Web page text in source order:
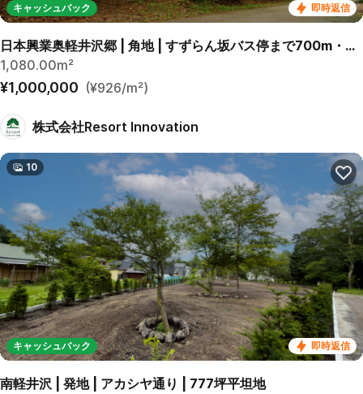
即時返信
キャッシュバック
日本興業奥軽井沢郷 | 角地 | すずらん坂バス停まで700m・徒歩9分
1,080.00m²
¥1,000,000 (¥926/m²)
株式会社Resort Innovation
即時返信
キャッシュバック
10
南軽井沢 | 発地 | アカシヤ通り | 777坪平坦地